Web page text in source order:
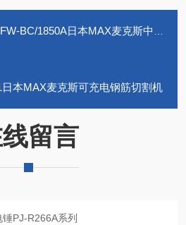
1850A日本MAX麦克斯中直钉枪TJ-35FN3FW系列
本MAX麦克斯可充电钢筋切割机
留言